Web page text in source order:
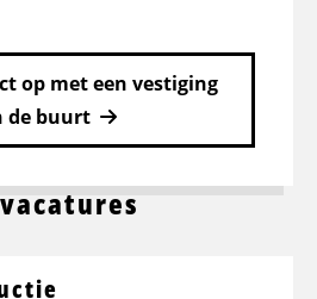
op met een vestiging
de buurt